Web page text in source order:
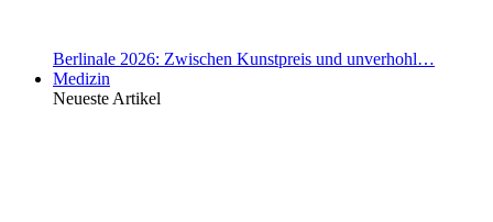
Berlinale 2026: Zwischen Kunstpreis und unverhohl…
Medizin
Neueste Artikel